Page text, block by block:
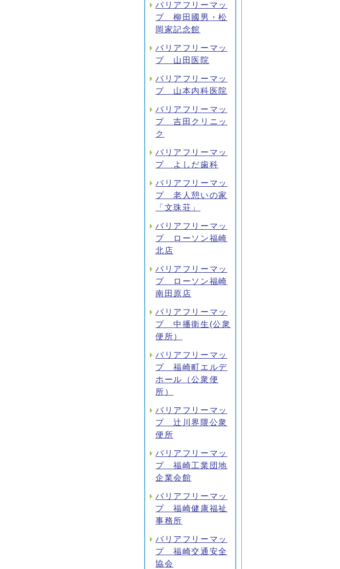
バリアフリーマッ
プ 柳田國男・松
岡家記念館
バリアフリーマッ
プ 山田医院
バリアフリーマッ
プ 山本内科医院
バリアフリーマッ
プ 吉田クリニッ
ク
バリアフリーマッ
プ よしだ歯科
バリアフリーマッ
プ 老人憩いの家
「文珠荘」
バリアフリーマッ
プ ローソン福崎
北店
バリアフリーマッ
プ ローソン福崎
南田原店
バリアフリーマッ
プ 中播衛生(公衆
便所）
バリアフリーマッ
プ 福崎町エルデ
ホール（公衆便
所）
バリアフリーマッ
プ 辻川界隈公衆
便所
バリアフリーマッ
プ 福崎工業団地
企業会館
バリアフリーマッ
プ 福崎健康福祉
事務所
バリアフリーマッ
プ 福崎交通安全
協会